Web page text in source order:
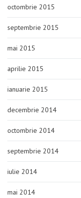
octombrie 2015
septembrie 2015
mai 2015
aprilie 2015
ianuarie 2015
decembrie 2014
octombrie 2014
septembrie 2014
iulie 2014
mai 2014